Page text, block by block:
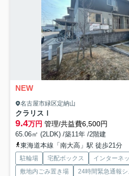
NEW
名古屋市緑区定納山
クラリスⅠ
9.4万円 管理/共益費6,500円
65.06㎡ (2LDK) /築11年 /2階建
東海道本線「南大高」駅 徒歩21分
駐輪場 宅配ボックス インターネ
敷地内ごみ置き場
24時間緊急通報シ